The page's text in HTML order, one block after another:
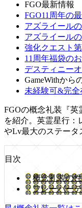
FGO最新情報
FGO11周年の
アズライール
アズライール
強化クエスト
11周年福袋の
デスティニー
GameWithから
未経験可&完全
FGOの概念礼装『
を紹介。英霊星行：
やLv最大のステータ
目次
概念礼装の
フレーバー